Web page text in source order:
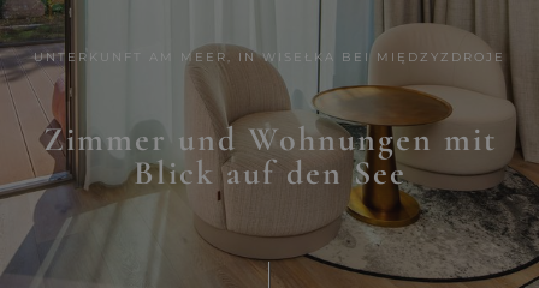
UNTERKUNFT AM MEER, IN WISEŁKA BEI MIĘDZYZDROJE
Zimmer und Wohnungen mit
Blick auf den See